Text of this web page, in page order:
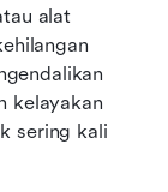
alat
kelayakan
sering kali